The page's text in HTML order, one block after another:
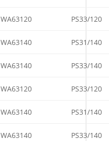
WA63120 PS33/120
WA63140 PS31/140
WA63140 PS33/140
WA63120 PS33/120
WA63140 PS31/140
WA63140 PS33/140